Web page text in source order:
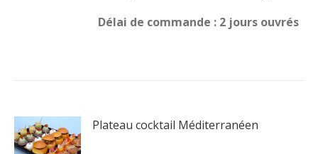
Délai de commande : 2 jours ouvrés
Plateau cocktail Méditerranéen